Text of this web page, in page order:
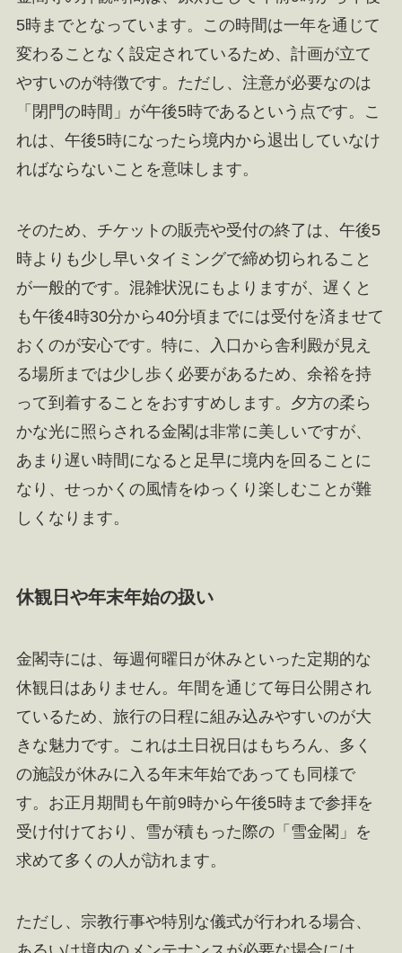
5時までとなっています。この時間は一年を通じて
変わることなく設定されているため、計画が立て
やすいのが特徴です。ただし、注意が必要なのは
「閉門の時間」が午後5時であるという点です。こ
れは、午後5時になったら境内から退出していなけ
ればならないことを意味します。
そのため、チケットの販売や受付の終了は、午後5
時よりも少し早いタイミングで締め切られること
が一般的です。混雑状況にもよりますが、遅くと
も午後4時30分から40分頃までには受付を済ませて
おくのが安心です。特に、入口から舎利殿が見え
る場所までは少し歩く必要があるため、余裕を持
って到着することをおすすめします。夕方の柔ら
かな光に照らされる金閣は非常に美しいですが、
あまり遅い時間になると足早に境内を回ることに
なり、せっかくの風情をゆっくり楽しむことが難
しくなります。
休観日や年末年始の扱い
金閣寺には、毎週何曜日が休みといった定期的な
休観日はありません。年間を通じて毎日公開され
ているため、旅行の日程に組み込みやすいのが大
きな魅力です。これは土日祝日はもちろん、多く
の施設が休みに入る年末年始であっても同様で
す。お正月期間も午前9時から午後5時まで参拝を
受け付けており、雪が積もった際の「雪金閣」を
求めて多くの人が訪れます。
ただし、宗教行事や特別な儀式が行われる場合、